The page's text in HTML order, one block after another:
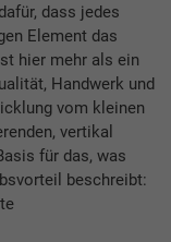
dass jedes
Element das
hier mehr als ein
Handwerk und
vom kleinen
vertikal
für das, was
beschreibt: